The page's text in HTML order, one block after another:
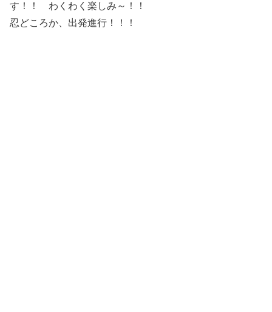
す！！ わくわく楽しみ～！！
忍どころか、出発進行！！！